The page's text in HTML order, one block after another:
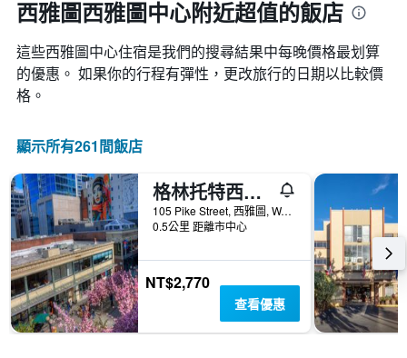
西雅圖西雅圖中心附近超值的飯店
這些西雅圖中心​住宿是我們的搜尋結果中每晚價格最划算
的優惠。 如果你的行程有彈性，更改旅行的日期以比較價
格。
顯示所有261間飯店
格林托特西雅圖旅社
105 Pike Street, 西雅圖, WA, 美國
0.5公里 距離市中心
NT$2,770
查看優惠